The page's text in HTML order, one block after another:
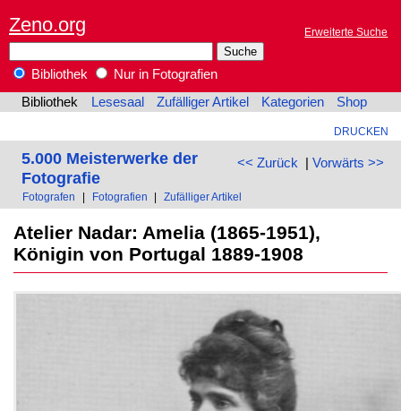
Zeno.org Erweiterte Suche
Bibliothek
Nur in Fotografien
Bibliothek
Lesesaal Zufälliger Artikel Kategorien Shop
DRUCKEN
<< Zurück | Vorwärts >>
5.000 Meisterwerke der
Fotografie
Fotografen Fotografien Zufälliger Artikel
Atelier Nadar: Amelia (1865-1951),
Königin von Portugal 1889-1908